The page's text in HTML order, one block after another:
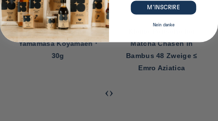
Kit für Matcha Latte ≤
Yamamasa Koyamaen ⋅
30g
Matcha Chasen in
Bambus 48 Zweige ≤
Emro Aziatica
‹›
M’INSCRIRE
Nein danke